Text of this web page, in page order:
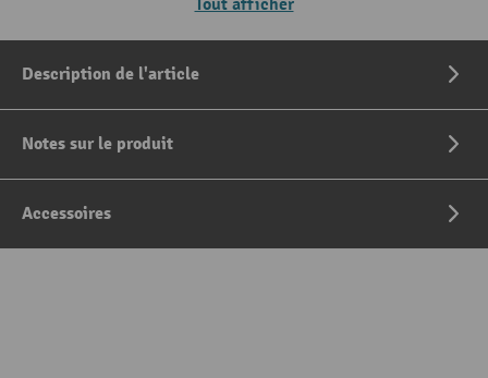
Tout afficher
Description de l'article
Notes sur le produit
Accessoires